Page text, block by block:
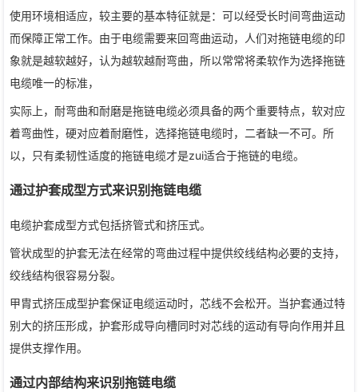
使用环境相适应，较主要的基本特征就是：可以经受长时间弯曲运动
而保障正常工作。由于电缆需要来回弯曲运动，人们对拖链电缆的印
象就是越软越好，认为越软越耐弯曲，所以常常将柔软作为选择拖链
电缆唯一的标准，
实际上，耐弯曲和耐磨是拖链电缆必须具备的两个重要特点，软对应
着弯曲性，硬对应着耐磨性，选择拖链电缆时，二者缺一不可。所
以，只有柔韧性适度的拖链电缆才是zui适合于拖链的电缆。
通过护套成型方式来识别拖链电缆
电缆护套成型方式包括挤管式和挤压式。
管状成型的护套无法在经常的弯曲过程中提供绞线结构必要的支持，
绞线结构很容易分裂。
甲胄式挤压成型护套保证电缆运动时，芯线不会松开。当护套通过特
别大的挤压形成，护套形成导向槽同时对芯线的运动有导向作用并且
提供支撑作用。
通过内部结构来识别拖链电缆